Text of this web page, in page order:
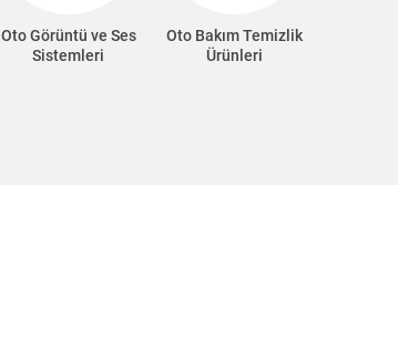
Oto Görüntü ve Ses
Sistemleri
Oto Bakım Temizlik
Ürünleri